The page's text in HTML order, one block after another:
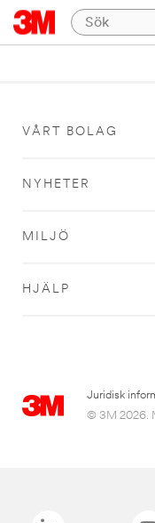
VÅRT BOLAG
NYHETER
MILJÖ
HJÄLP
Juridisk
© 3M 2026.